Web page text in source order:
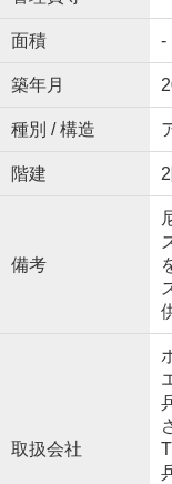
面積 -
築年月
種別 / 構造
階建
備考
取扱会社